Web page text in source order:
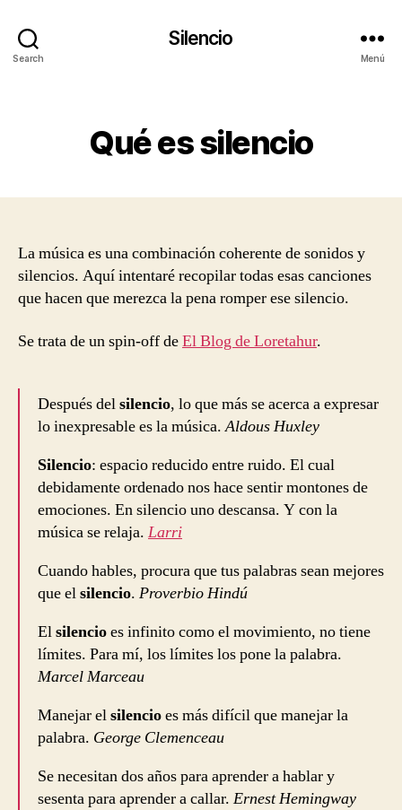
Search
Silencio
Menú
Qué es silencio
La música es una combinación coherente de sonidos y
silencios. Aquí intentaré recopilar todas esas canciones
que hacen que merezca la pena romper ese silencio.
Se trata de un spin-off deEl Blog de Loretahur.
Después delsilencio, lo que más se acerca a expresar
lo inexpresable es la música.Aldous Huxley
Silencio: espacio reducido entre ruido. El cual
debidamente ordenado nos hace sentir montones de
emociones. En silencio uno descansa. Y con la
música se relaja. Larri
Cuando hables, procura que tus palabras sean mejores
que elsilencio. Proverbio Hindú
Elsilencioes infinito como el movimiento, no tiene
límites. Para mí, los límites los pone la palabra.
Marcel Marceau
Manejar elsilencioes más difícil que manejar la
palabra. George Clemenceau
Se necesitan dos años para aprender a hablar y
sesenta para aprender a callar. Ernest Hemingway